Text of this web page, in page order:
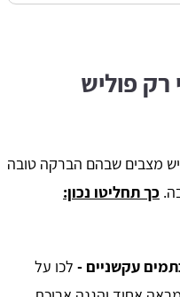
רק פוליש
מצבים שבהם הברקה טובה
כך תחליטו נכון:
עקשניים - לכו על